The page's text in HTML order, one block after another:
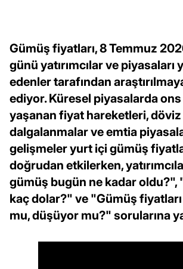
Gümüş fiyatları, 8 Temmuz
günü yatırımcılar ve piyasaları
edenler tarafından
ediyor. Küresel piyasalarda
yaşanan fiyat hareketleri,
dalgalanmalar ve emtia
gelişmeler yurt içi gümüş
doğrudan etkilerken,
gümüş bugün ne kadar oldu?",
kaç dolar?" ve "Gümüş
mu, düşüyor mu?" sorularına